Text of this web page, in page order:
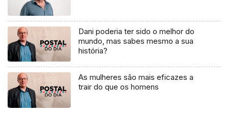
Dani poderia ter sido o melhor do
mundo, mas sabes mesmo a sua
história?
As mulheres são mais eficazes a
trair do que os homens